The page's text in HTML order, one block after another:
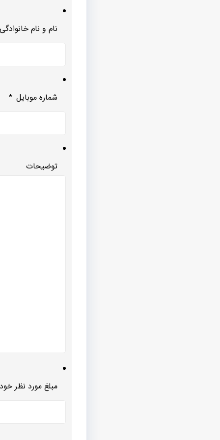
نام و نام خانوادگی
شماره موبایل *
توضیحات
مبلغ مورد نظر